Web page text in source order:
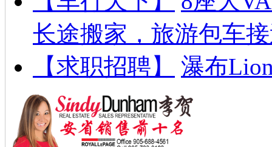
长途搬家，旅游包车
【求职招聘】
瀑布